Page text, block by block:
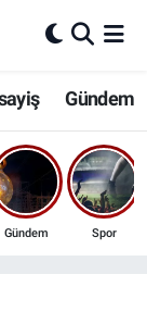
Gündem
Gündem Spor